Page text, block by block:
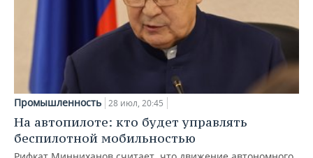
Промышленность 28 июл, 20:45
На автопилоте: кто будет управлять
беспилотной мобильностью